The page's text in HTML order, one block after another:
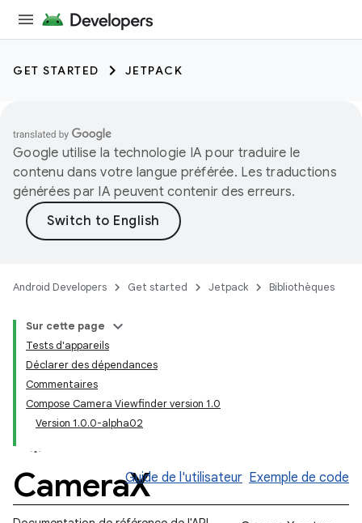
GET STARTED JETPACK
Google utilise la technologie IA pour traduire le
contenu dans votre langue préférée. Les traductions
générées par IA peuvent contenir des erreurs.
Android Developers Get started Jetpack Bibliothèques
Sur cette page
Tests d'appareils
Déclarer des dépendances
Commentaires
Compose Camera Viewfinder version 1.0
Version 1.0.0-alpha02
CameraX
Guide de l'utilisateur Exemple de code